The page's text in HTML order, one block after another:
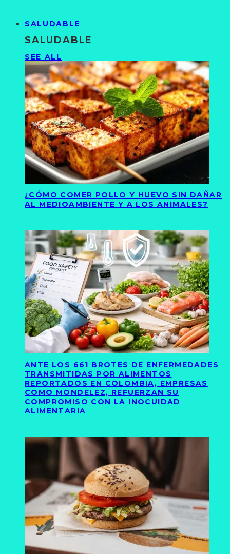
SALUDABLE
SALUDABLE
SEE ALL
¿CÓMO COMER POLLO Y HUEVO SIN DAÑAR
AL MEDIOAMBIENTE Y A LOS ANIMALES?
ANTE LOS 661 BROTES DE ENFERMEDADES
TRANSMITIDAS POR ALIMENTOS
REPORTADOS EN COLOMBIA, EMPRESAS
COMO MONDELEZ, REFUERZAN SU
COMPROMISO CON LA INOCUIDAD
ALIMENTARIA